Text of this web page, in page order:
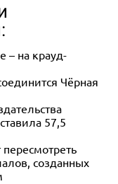
– на крауд-
Чёрная
57,5
созданных